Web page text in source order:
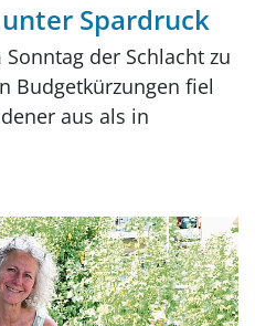
Spardruck
der Schlacht zu
Budgetkürzungen fiel
aus als in